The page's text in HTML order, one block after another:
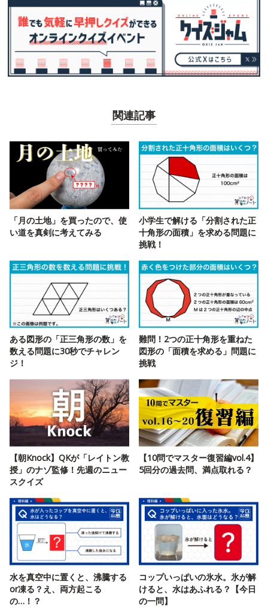
関連記事
「月の土地」を買ったので、使
い道を真剣に考えてみる
小学生で解ける「分割された正
十角形の面積」を求める問題に
挑戦！
ある図形の「正三角形の数」を
数える問題に30秒でチャレン
ジ！
難問！2つの正十角形を重ねた
図形の「面積を求める」問題に
挑戦
【朝Knock】QKが「レイトン教
授」のナゾ監修！先週のニュー
スクイズ
【10問でマスター復習編vol.4】
5回分の過去問、満点取れる？
水を真空中に置くと、沸騰する
or凍る？え、両方起こる
の…！？
コップいっぱいの氷水。氷が解
けると、水はあふれる？【今日
の一問】